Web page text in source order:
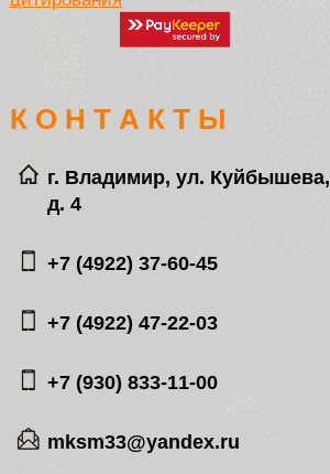
К О Н Т А К Т Ы
г. Владимир, ул. Куйбышева,
д. 4
+7 (4922) 37-60-45
+7 (4922) 47-22-03
+7 (930) 833-11-00
mksm33@yandex.ru